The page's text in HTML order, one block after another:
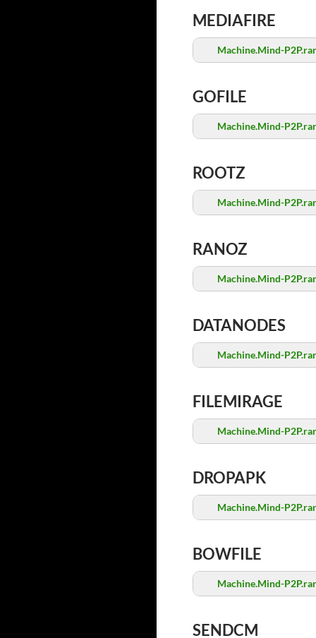
MEDIAFIRE
Machine.Mind-P2P.rar
GOFILE
Machine.Mind-P2P.rar
ROOTZ
Machine.Mind-P2P.rar
RANOZ
Machine.Mind-P2P.rar
DATANODES
Machine.Mind-P2P.rar
FILEMIRAGE
Machine.Mind-P2P.rar
DROPAPK
Machine.Mind-P2P.rar
BOWFILE
Machine.Mind-P2P.rar
SENDCM